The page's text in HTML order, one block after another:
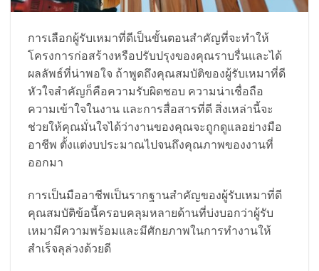
การเลือกผู้รับเหมาที่ดีเป็นขั้นตอนสำคัญที่จะทำให้
โครงการก่อสร้างหรือปรับปรุงของคุณราบรื่นและได้
ผลลัพธ์ที่น่าพอใจ ถ้าพูดถึงคุณสมบัติของผู้รับเหมาที่ดี
หัวใจสำคัญก็คือความรับผิดชอบ ความน่าเชื่อถือ
ความเข้าใจในงาน และการสื่อสารที่ดี สิ่งเหล่านี้จะ
ช่วยให้คุณมั่นใจได้ว่างานของคุณจะถูกดูแลอย่างมือ
อาชีพ ตั้งแต่งบประมาณไปจนถึงคุณภาพของงานที่
ออกมา
การเป็นมืออาชีพเป็นรากฐานสำคัญของผู้รับเหมาที่ดี
คุณสมบัติข้อนี้ครอบคลุมหลายด้านที่บ่งบอกว่าผู้รับ
เหมามีความพร้อมและมีศักยภาพในการทำงานให้
สำเร็จลุล่วงด้วยดี